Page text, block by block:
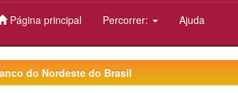
Página principal Percorrer: Ajuda
do Nordeste do Brasil